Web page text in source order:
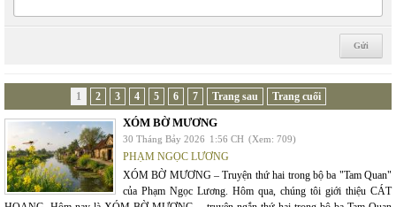
1 2 3 4 5 6 7 Trang sau Trang cuối
XÓM BỜ MƯƠNG
30 Tháng Bảy 2026 1:56 CH (Xem: 709)
PHẠM NGỌC LƯƠNG
XÓM BỜ MƯƠNG – Truyện thứ hai trong bộ ba "Tam Quan"
của Phạm Ngọc Lương. Hôm qua, chúng tôi giới thiệu CÁT